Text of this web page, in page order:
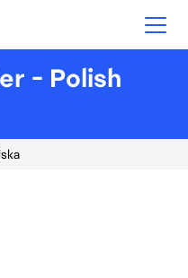
- Polish